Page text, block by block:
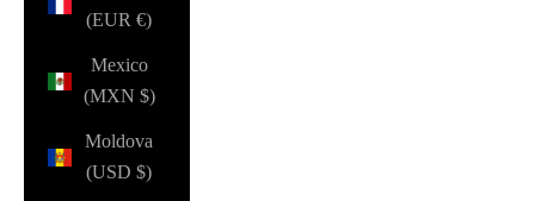
(EUR €)
Mexico
(MXN $)
Moldova
(USD $)